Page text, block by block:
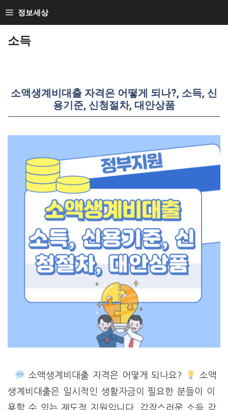
Skip
to
content
정보세상
소득
소액생계비대출 자격은 어떻게 되나?, 소득, 신
용기준, 신청절차, 대안상품
소액생계비대출 자격은 어떻게 되나요?
소액
생계비대출은 일시적인 생활자금이 필요한 분들이 이
용할 수 있는 제도적 지원입니다. 갑작스러운 소득 감